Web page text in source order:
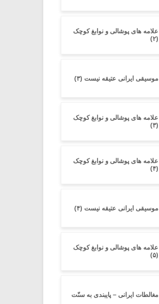
علامه های پوشالی و نوابغ کوچک
(۲)
موسیقی ایرانی عتیقه نیست (۳)
علامه های پوشالی و نوابغ کوچک
(۳)
علامه های پوشالی و نوابغ کوچک
(۴)
موسیقی ایرانی عتیقه نیست (۴)
علامه های پوشالی و نوابغ کوچک
(۵)
مغالطات ایرانی – پایبندی به سنّت